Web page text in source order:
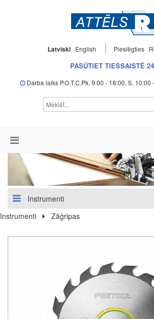
Latviski English Pieslēgties
PASŪTIET TIEŠSAISTĒ
Darba laiks P.O.T.C.Pk. 9:00 - 18:00, S. 10:00
Instrumenti
Instrumenti
Zāģripas